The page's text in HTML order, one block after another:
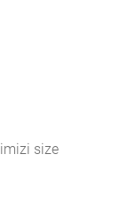
size